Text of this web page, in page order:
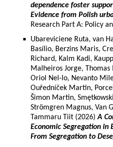
dependence foster
Evidence from Polish
Research Part A: Policy
Ubareviciene Ruta, van
Basílio, Berzins Maris,
Richard, Kalm Kadi,
Malheiros Jorge,
Oriol Nel-lo, Nevanto
Ouředníček Martin,
Šimon Martin,
Strömgren Magnus, Van
Tammaru Tiit (2026)A
Economic Segregation in
From Segregation to